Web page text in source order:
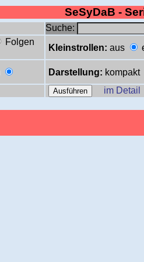
SeSyDaB -
Suche:
Folgen
Kleinstrollen: aus
Darstellung: kompakt
im Detail